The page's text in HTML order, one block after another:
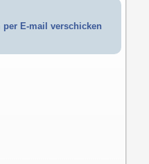
per E-mail verschicken